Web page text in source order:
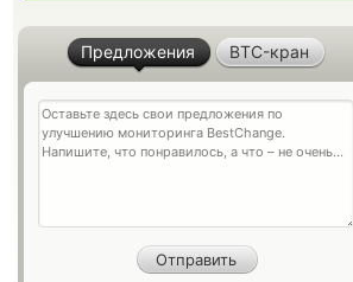
Предложения BTC-кран